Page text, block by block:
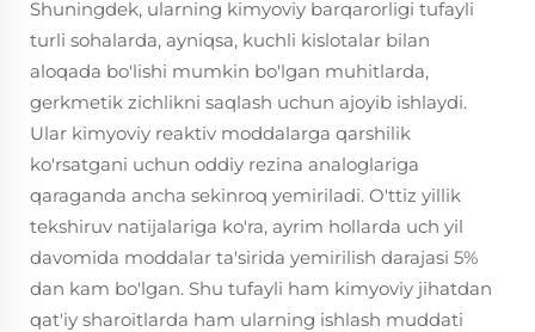
Shuningdek, ularning kimyoviy barqarorligi tufayli
turli sohalarda, ayniqsa, kuchli kislotalar bilan
aloqada bo'lishi mumkin bo'lgan muhitlarda,
gerkmetik zichlikni saqlash uchun ajoyib ishlaydi.
Ular kimyoviy reaktiv moddalarga qarshilik
ko'rsatgani uchun oddiy rezina analoglariga
qaraganda ancha sekinroq yemiriladi. O'ttiz yillik
tekshiruv natijalariga ko'ra, ayrim hollarda uch yil
davomida moddalar ta'sirida yemirilish darajasi 5%
dan kam bo'lgan. Shu tufayli ham kimyoviy jihatdan
qat'iy sharoitlarda ham ularning ishlash muddati